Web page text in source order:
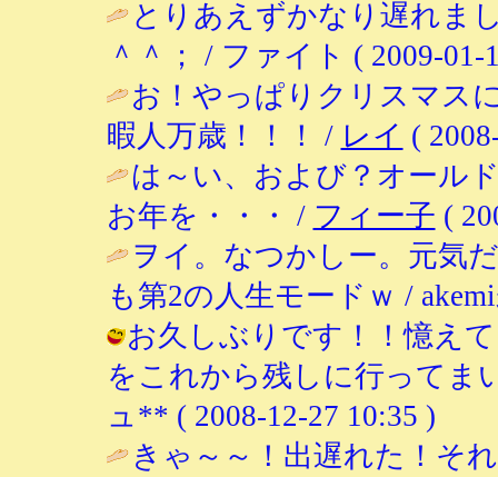
とりあえずかなり遅れま
＾＾； / ファイト ( 2009-01-
お！やっぱりクリスマス
暇人万歳！！！ / レイ (
は～い、および？オール
お年を・・・ / フィー子 (
ヲイ。なつかしー。元気
も第2の人生モードｗ /
お久しぶりです！！憶え
をこれから残しに行ってま
ュ** ( 2008-12-27 10:35 )
きゃ～～！出遅れた！そ